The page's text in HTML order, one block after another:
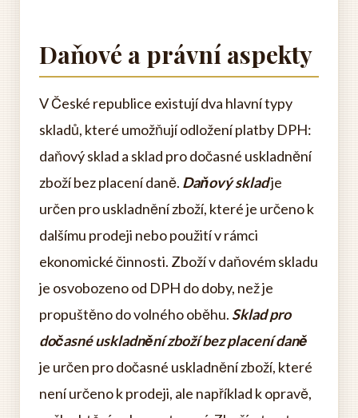
Daňové a právní aspekty
V České republice existují dva hlavní typy
skladů, které umožňují odložení platby DPH:
daňový sklad a sklad pro dočasné uskladnění
zboží bez placení daně. Daňový skladje
určen pro uskladnění zboží, které je určeno k
dalšímu prodeji nebo použití v rámci
ekonomické činnosti. Zboží v daňovém skladu
je osvobozeno od DPH do doby, než je
propuštěno do volného oběhu. Sklad pro
dočasné uskladnění zboží bez placení daně
je určen pro dočasné uskladnění zboží, které
není určeno k prodeji, ale například k opravě,